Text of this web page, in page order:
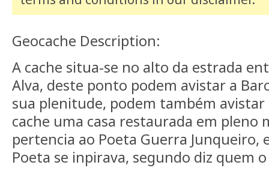
Geocache Description:
A cache situa-se no alto da estrada
Alva, deste ponto podem avistar a
sua plenitude, podem também
cache uma casa restaurada em pleno
pertencia ao Poeta Guerra Junqueiro,
Poeta se inpirava, segundo diz quem